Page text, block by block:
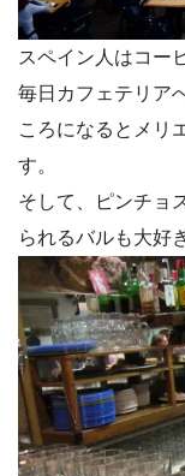
スペイン人はコー
毎日カフェテリア
ころになるとメリ
す。
そして、ピンチョ
られるバルも大好